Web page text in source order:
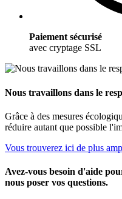
Paiement sécurisé
avec cryptage SSL
Nous travaillons dans le
Grâce à des mesures
réduire autant que possible
Vous trouverez ici de plus
Avez-vous besoin d'aide
nous poser vos questions.